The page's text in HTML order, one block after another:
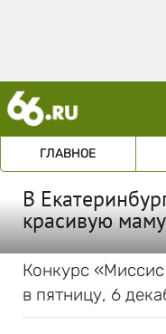
ГЛАВНОЕ
В
красивую
Конкурс
в пятницу, 6